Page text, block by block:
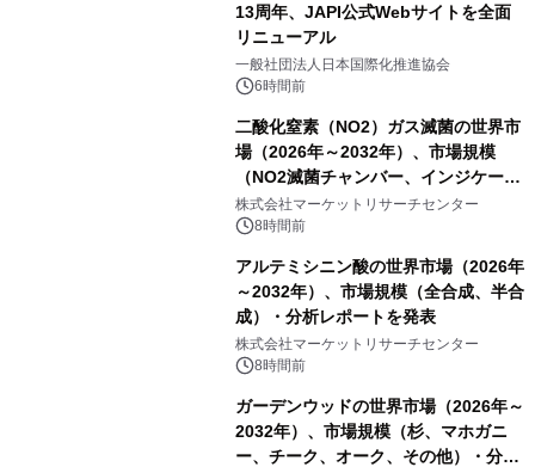
13周年、JAPI公式Webサイトを全面
リニューアル
一般社団法人日本国際化推進協会
6時間前
二酸化窒素（NO2）ガス滅菌の世界市
場（2026年～2032年）、市場規模
（NO2滅菌チャンバー、インジケータ
ーおよびモニタリングシステム、その
他）・分析レポートを発表
株式会社マーケットリサーチセンター
8時間前
アルテミシニン酸の世界市場（2026年
～2032年）、市場規模（全合成、半合
成）・分析レポートを発表
株式会社マーケットリサーチセンター
8時間前
ガーデンウッドの世界市場（2026年～
2032年）、市場規模（杉、マホガニ
ー、チーク、オーク、その他）・分析